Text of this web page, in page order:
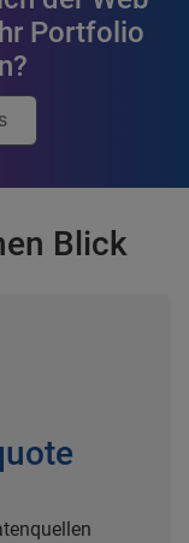
Portfolio
Blick